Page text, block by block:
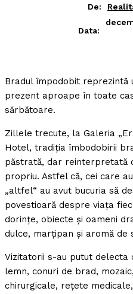
De:
Data:
Bradul împodobit reprezintă
prezent aproape în toate
sărbătoare.
Zillele trecute, la Galeria
Hotel, tradiţia îmbodobirii
păstrată, dar reinterpretată
propriu. Astfel că, cei care
„altfel“ au avut bucuria să
povestioară despre viaţa
dorinţe, obiecte şi oameni
dulce, marţipan şi aromă de
Vizitatorii s-au putut delecta
lemn, conuri de brad,
chirurgicale, reţete